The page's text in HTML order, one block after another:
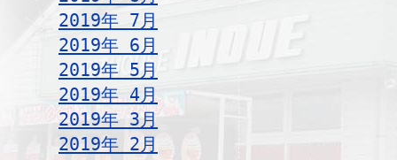
2019年 7月
2019年 6月
2019年 5月
2019年 4月
2019年 3月
2019年 2月